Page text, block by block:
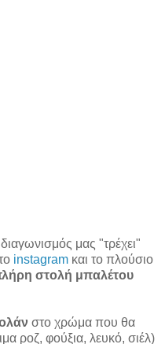
μας "τρέχει"
instagram και το πλούσιο
στολή μπαλέτου
στο χρώμα που θα
ροζ, φούξια, λευκό, σιέλ)